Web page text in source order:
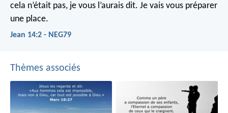
cela n’était pas, je vous l’aurais dit. Je vais vous préparer
une place.
Jean 14:2 - NEG79
Thèmes associés